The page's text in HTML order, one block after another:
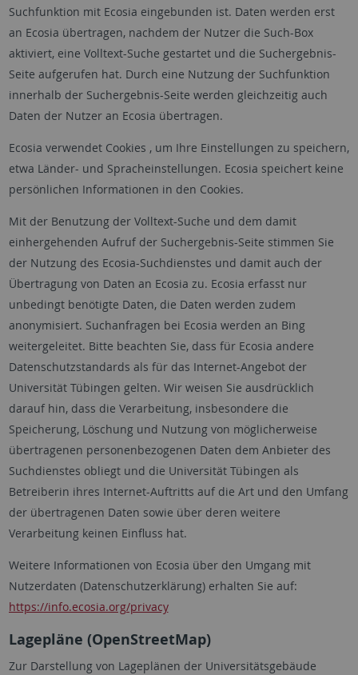
Suchfunktion mit Ecosia eingebunden ist. Daten werden erst
an Ecosia übertragen, nachdem der Nutzer die Such-Box
aktiviert, eine Volltext-Suche gestartet und die Suchergebnis-
Seite aufgerufen hat. Durch eine Nutzung der Suchfunktion
innerhalb der Suchergebnis-Seite werden gleichzeitig auch
Daten der Nutzer an Ecosia übertragen.
Ecosia verwendet Cookies , um Ihre Einstellungen zu speichern,
etwa Länder- und Spracheinstellungen. Ecosia speichert keine
persönlichen Informationen in den Cookies.
Mit der Benutzung der Volltext-Suche und dem damit
einhergehenden Aufruf der Suchergebnis-Seite stimmen Sie
der Nutzung des Ecosia-Suchdienstes und damit auch der
Übertragung von Daten an Ecosia zu. Ecosia erfasst nur
unbedingt benötigte Daten, die Daten werden zudem
anonymisiert. Suchanfragen bei Ecosia werden an Bing
weitergeleitet. Bitte beachten Sie, dass für Ecosia andere
Datenschutzstandards als für das Internet-Angebot der
Universität Tübingen gelten. Wir weisen Sie ausdrücklich
darauf hin, dass die Verarbeitung, insbesondere die
Speicherung, Löschung und Nutzung von möglicherweise
übertragenen personenbezogenen Daten dem Anbieter des
Suchdienstes obliegt und die Universität Tübingen als
Betreiberin ihres Internet-Auftritts auf die Art und den Umfang
der übertragenen Daten sowie über deren weitere
Verarbeitung keinen Einfluss hat.
Weitere Informationen von Ecosia über den Umgang mit
Nutzerdaten (Datenschutzerklärung) erhalten Sie auf:
https://info.ecosia.org/privacy
Lagepläne (OpenStreetMap)
Zur Darstellung von Lageplänen der Universitätsgebäude